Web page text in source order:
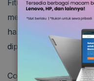
Fitur tambahan yang
memilih ISP lainnya.
harus mengecek
diperlukan tersedia.
Contohnya, Anda